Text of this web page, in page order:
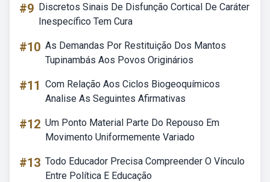
#9 Discretos Sinais De Disfunção Cortical De Caráter
Inespecífico Tem Cura
#10 As Demandas Por Restituição Dos Mantos
Tupinambás Aos Povos Originários
#11 Com Relação Aos Ciclos Biogeoquímicos
Analise As Seguintes Afirmativas
#12 Um Ponto Material Parte Do Repouso Em
Movimento Uniformemente Variado
#13 Todo Educador Precisa Compreender O Vínculo
Entre Política E Educação